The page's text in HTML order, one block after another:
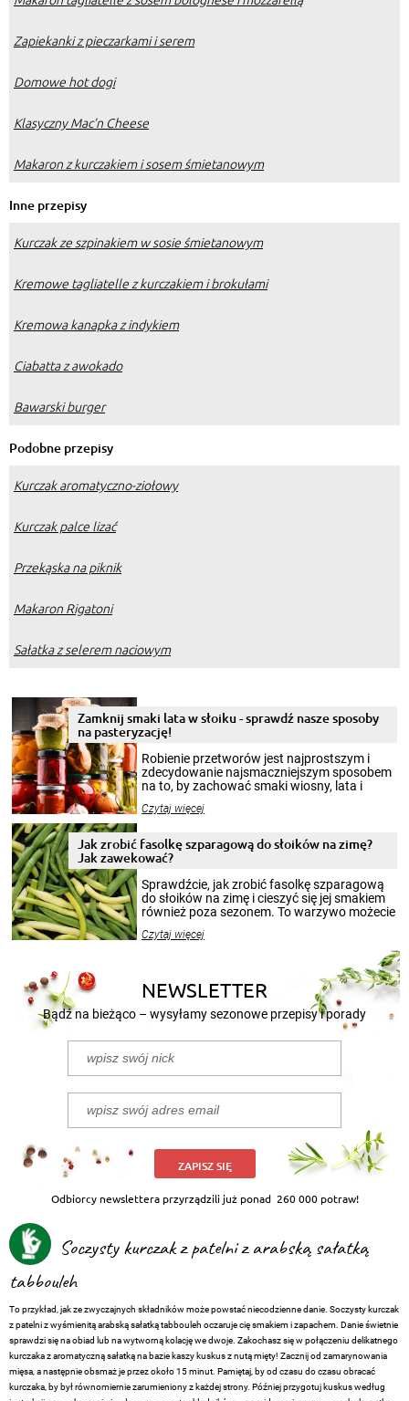
Zapiekanki z pieczarkami i serem
Domowe hot dogi
Klasyczny Mac’n Cheese
Makaron z kurczakiem i sosem śmietanowym
Inne przepisy
Kurczak ze szpinakiem w sosie śmietanowym
Kremowe tagliatelle z kurczakiem i brokułami
Kremowa kanapka z indykiem
Ciabatta z awokado
Bawarski burger
Podobne przepisy
Kurczak aromatyczno-ziołowy
Kurczak palce lizać
Przekąska na piknik
Makaron Rigatoni
Sałatka z selerem naciowym
Zamknij smaki lata w słoiku - sprawdź nasze sposoby
na pasteryzację!
Robienie przetworów jest najprostszym i
zdecydowanie najsmaczniejszym sposobem
na to, by zachować smaki wiosny, lata i
krajobrazów, by cieszyć nimi oko w sezonie
pełni poczuć atmosferę cieplejszych
miesięcy. Przygotowanie słoików ze
patenty, które pozwolą zachować świeżość
przetworów.
Czytaj więcej
Jak zrobić fasolkę szparagową do słoików na zimę?
Jak zawekować?
Sprawdźcie, jak zrobić fasolkę szparagową
do słoików na zimę i cieszyć się jej smakiem
również poza sezonem. To warzywo możecie
nasze propozycje!
Czytaj więcej
NEWSLETTER
Bądź na bieżąco – wysyłamy sezonowe przepisy i porady
ZAPISZ SIĘ
Odbiorcy newslettera przyrządzili już ponad 260 000 potraw!
Soczysty kurczak z patelni z arabską sałatką
tabbouleh
To przykład, jak ze zwyczajnych składników może powstać niecodzienne danie. Soczysty kurczak
z patelni z wyśmienitą arabską sałatką tabbouleh oczaruje cię smakiem i zapachem. Danie świetnie
sprawdzi się na obiad lub na wytworną kolację we dwoje. Zakochasz się w połączeniu delikatnego
kurczaka z aromatyczną sałatką na bazie kaszy kuskus z nutą mięty! Zacznij od zamarynowania
mięsa, a następnie obsmaż je przez około 15 minut. Pamiętaj, by od czasu do czasu obracać
kurczaka, by był równomiernie zarumieniony z każdej strony. Później przygotuj kuskus według